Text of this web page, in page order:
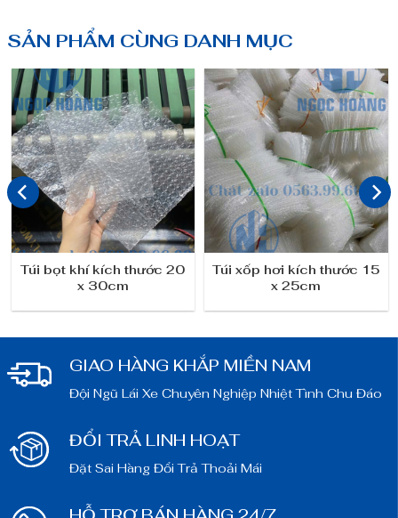
SẢN PHẨM CÙNG DANH MỤC
Túi bọt khí kích thước 20
x 30cm
Túi xốp hơi kích thước 15
x 25cm
GIAO HÀNG KHẮP MIỀN NAM
Đội Ngũ Lái Xe Chuyên Nghiệp Nhiệt Tình Chu Đáo
ĐỔI TRẢ LINH HOẠT
Đặt Sai Hàng Đổi Trả Thoải Mái